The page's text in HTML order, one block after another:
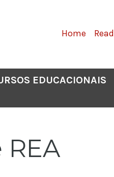
Home Read
EDUCACIONAIS